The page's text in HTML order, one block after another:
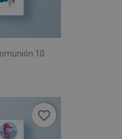
10
favorite_border